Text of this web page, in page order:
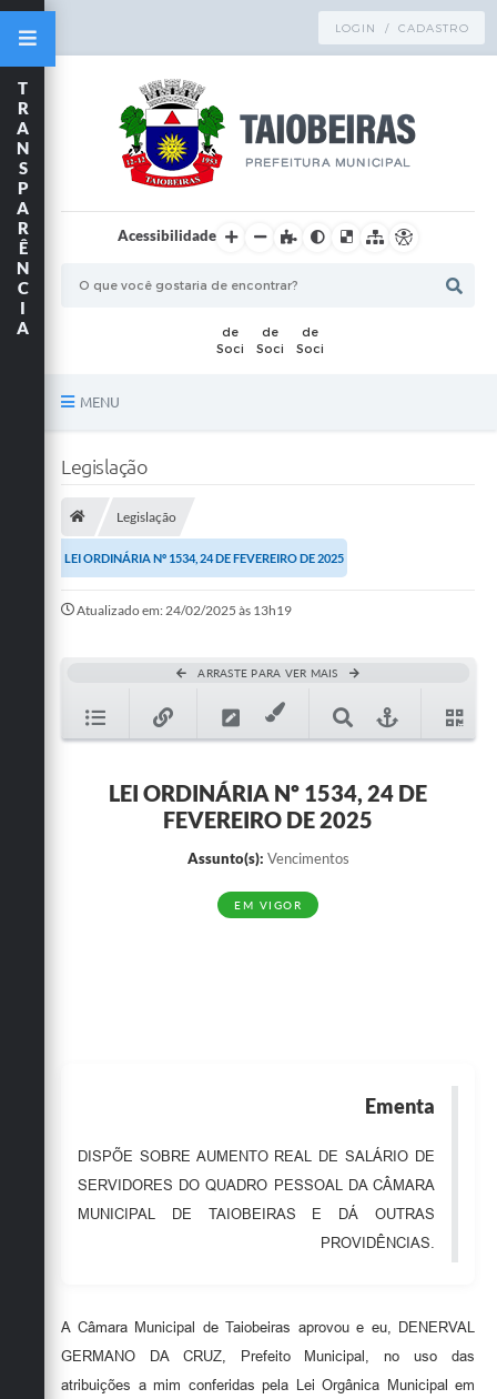
LOGIN / CADASTRO
Acessibilidade
MENU
Publicações
A Prefeitura
Ouvidoria
Legislação
Galeria de Fotos
Galeria de Vídeos
Links
Telefones Úteis
T
R
A
N
S
P
A
R
Ê
N
C
I
A
Legislação
Legislação
LEI ORDINÁRIA Nº 1534, 24 DE FEVEREIRO DE 2025
Atualizado em: 24/02/2025 às 13h19
ARRASTE PARA VER MAIS
LEI ORDINÁRIA Nº 1534, 24 DE
FEVEREIRO DE 2025
Assunto(s): Vencimentos
EM VIGOR
Ementa
DISPÕE SOBRE AUMENTO REAL DE SALÁRIO DE
SERVIDORES DO QUADRO PESSOAL DA CÂMARA
MUNICIPAL DE TAIOBEIRAS E DÁ OUTRAS
PROVIDÊNCIAS.
A Câmara Municipal de Taiobeiras aprovou e eu, DENERVAL
GERMANO DA CRUZ, Prefeito Municipal, no uso das
atribuições a mim conferidas pela Lei Orgânica Municipal em